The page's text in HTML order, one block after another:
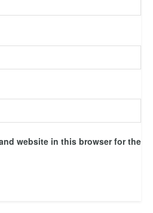
website in this browser for the